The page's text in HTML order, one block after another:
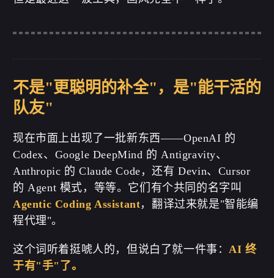
不是"更聪明的补全"，是"能干活的
队友"
现在市面上出现了一批新东西——OpenAI 的
Codex、Google DeepMind 的 Antigravity、
Anthropic 的 Claude Code，还有 Devin、Cursor
的 Agent 模式，等等。它们有个共同的名字叫
Agentic Coding Assistant，翻译过来就是"智能编
程代理"。
这个词听着挺唬人的，但说白了就一件事：AI 终
于有"手"了。